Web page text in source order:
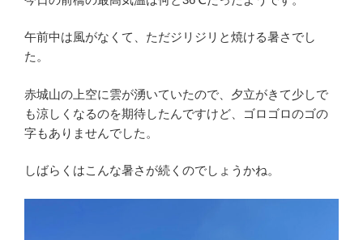
午前中は風がなくて、ただジリジリと焼ける暑さでし
た。
赤城山の上空に雲が湧いていたので、夕立がきて少しで
も涼しくなるのを期待したんですけど、ゴロゴロのゴの
字もありませんでした。
しばらくはこんな暑さが続くのでしょうかね。